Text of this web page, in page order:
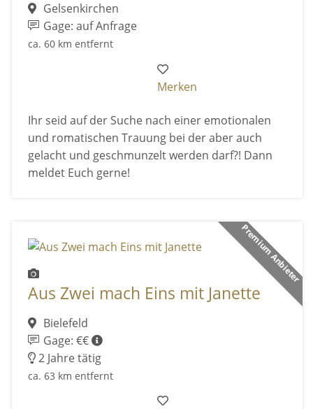
Gelsenkirchen
Gage: auf Anfrage
ca. 60 km entfernt
Merken
Ihr seid auf der Suche nach einer emotionalen
und romatischen Trauung bei der aber auch
gelacht und geschmunzelt werden darf?! Dann
meldet Euch gerne!
Premium Anbieter
Aus Zwei mach Eins mit Janette
Bielefeld
Gage: €€
2 Jahre tätig
ca. 63 km entfernt